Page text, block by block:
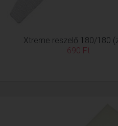
Xtreme reszelő 180/180
690 Ft